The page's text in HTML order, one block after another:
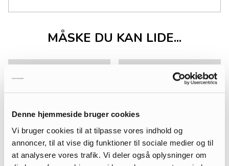
Denne hjemmeside bruger cookies
Vi bruger cookies til at tilpasse vores indhold og
annoncer, til at vise dig funktioner til sociale medier og til
at analysere vores trafik. Vi deler også oplysninger om
MÅSKE DU KAN LIDE...